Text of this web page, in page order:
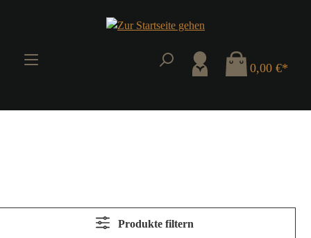
Zum Hauptinhalt springen
0,00 €*
Produkte filtern